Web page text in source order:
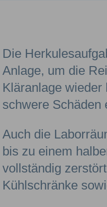
Die
Anlage, um die
Kläranlage
schwere Schäden
Auch die
bis zu einem
vollständig
Kühlschränke